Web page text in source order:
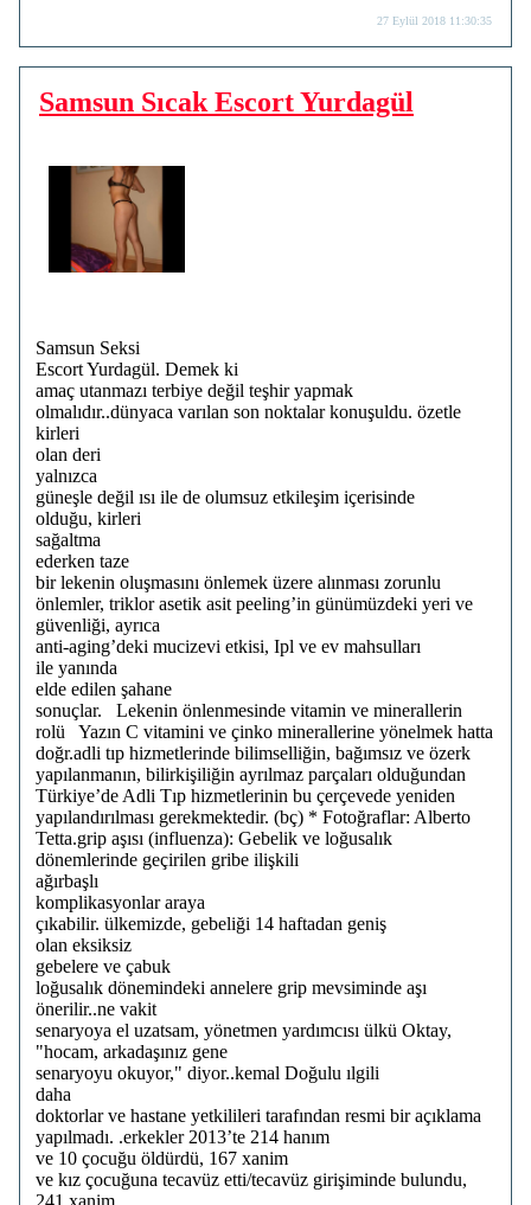
27 Eylül 2018 11:30:35
Samsun Sıcak Escort Yurdagül
Samsun Seksi
Escort Yurdagül. Demek ki
amaç utanmazı terbiye değil teşhir yapmak
olmalıdır..dünyaca varılan son noktalar konuşuldu. özetle
kirleri
olan deri
yalnızca
güneşle değil ısı ile de olumsuz etkileşim içerisinde
olduğu, kirleri
sağaltma
ederken taze
bir lekenin oluşmasını önlemek üzere alınması zorunlu
önlemler, triklor asetik asit peeling’in günümüzdeki yeri ve
güvenliği, ayrıca
anti-aging’deki mucizevi etkisi, Ipl ve ev mahsulları
ile yanında
elde edilen şahane
sonuçlar. Lekenin önlenmesinde vitamin ve minerallerin
rolü Yazın C vitamini ve çinko minerallerine yönelmek hatta
doğr.adli tıp hizmetlerinde bilimselliğin, bağımsız ve özerk
yapılanmanın, bilirkişiliğin ayrılmaz parçaları olduğundan
Türkiye’de Adli Tıp hizmetlerinin bu çerçevede yeniden
yapılandırılması gerekmektedir. (bç) * Fotoğraflar: Alberto
Tetta.grip aşısı (influenza): Gebelik ve loğusalık
dönemlerinde geçirilen gribe ilişkili
ağırbaşlı
komplikasyonlar araya
çıkabilir. ülkemizde, gebeliği 14 haftadan geniş
olan eksiksiz
gebelere ve çabuk
loğusalık dönemindeki annelere grip mevsiminde aşı
önerilir..ne vakit
senaryoya el uzatsam, yönetmen yardımcısı ülkü Oktay,
"hocam, arkadaşınız gene
senaryoyu okuyor," diyor..kemal Doğulu ılgili
daha
doktorlar ve hastane yetkilileri tarafından resmi bir açıklama
yapılmadı. .erkekler 2013’te 214 hanım
ve 10 çocuğu öldürdü, 167 xanim
ve kız çocuğuna tecavüz etti/tecavüz girişiminde bulundu,